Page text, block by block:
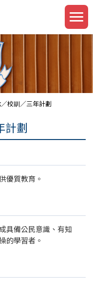
校訓／三年計劃
計劃
優質教育。
具備公民意識、有知
的學習者。